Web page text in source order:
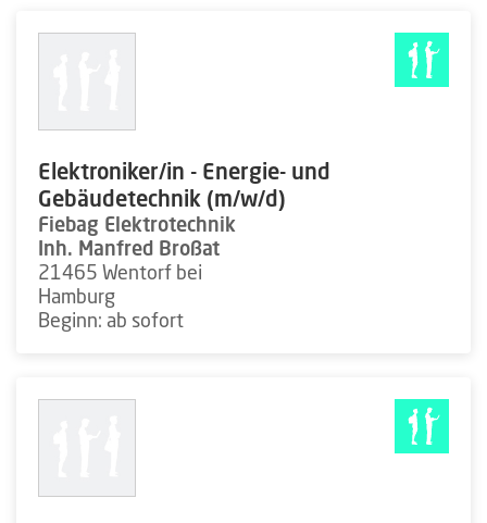
Elektroniker/in - Energie- und
Gebäudetechnik (m/w/d)
Fiebag Elektrotechnik
Inh. Manfred Broßat
21465 Wentorf bei
Hamburg
Beginn: ab sofort